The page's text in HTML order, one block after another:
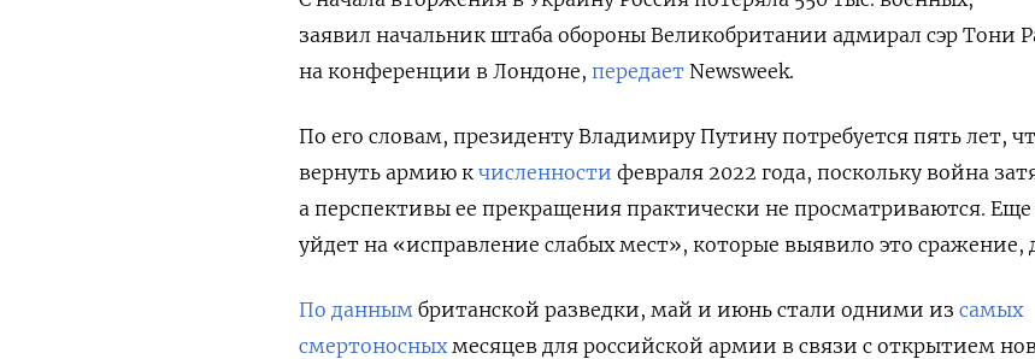
заявил начальник штаба обороны Великобритании адмирал сэр Тони
на конференции в Лондоне, передает Newsweek.
По его словам, президенту Владимиру Путину потребуется пять лет,
вернуть армию к численности февраля 2022 года, поскольку война
а перспективы ее прекращения практически не просматриваются. Еще
уйдет на «исправление слабых мест», которые выявило это сражение,
По данным британской разведки, май и июнь стали одними из самых
смертоносныхмесяцев для российской армии в связи с открытием